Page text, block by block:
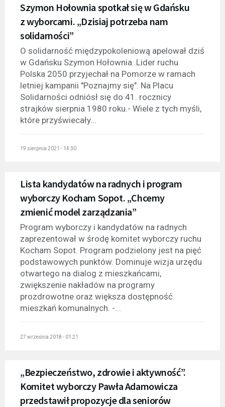
Szymon Hołownia spotkał się w Gdańsku
z wyborcami. „Dzisiaj potrzeba nam
solidarności”
O solidarność międzypokoleniową apelował dziś
w Gdańsku Szymon Hołownia. Lider ruchu
Polska 2050 przyjechał na Pomorze w ramach
letniej kampanii "Poznajmy się". Na Placu
Solidarności odniósł się do 41. rocznicy
strajków sierpnia 1980 roku.- Wiele z tych myśli,
które przyświecały...
19 sierpnia 2021 - 14:30
Lista kandydatów na radnych i program
wyborczy Kocham Sopot. „Chcemy
zmienić model zarządzania”
Program wyborczy i kandydatów na radnych
zaprezentował w środę komitet wyborczy ruchu
Kocham Sopot. Program podzielony jest na pięć
podstawowych punktów. Dominuje wizja urzędu
otwartego na dialog z mieszkańcami,
zwiększenie nakładów na programy
prozdrowotne oraz większa dostępność
mieszkań komunalnych. -...
27 września 2018 - 01:21
„Bezpieczeństwo, zdrowie i aktywność”.
Komitet wyborczy Pawła Adamowicza
przedstawił propozycje dla seniorów